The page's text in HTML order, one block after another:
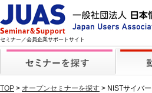
セミナー／会員企業サポートサイト
TOP > オープンセミナーを探す > NISTサイバ